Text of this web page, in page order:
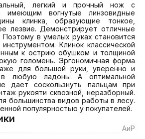
легкий и прочный нож с
имеющим вогнутые линзовидные
клинка, образующие тонкое,
лезвие. Демонстрирует отличные
в умелых руках становится
Клинок классической
к острию обушком и толщиной
голомень. Эргономичная форма
для большой руки, уверенно и
любую ладонь. А оптимальной
дает соскользнуть пальцам при
рукояти сквозной, неразборный.
большинства видов работы в лесу.
популярностью у покупателей.
АиР